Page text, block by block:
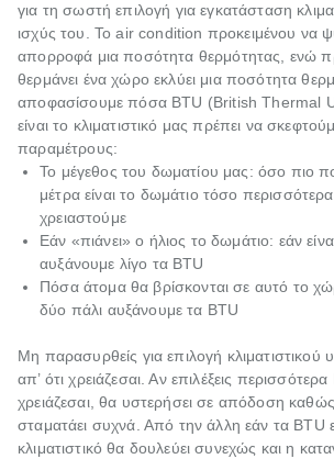
για τη σωστή επιλογή για εγκατάσταση
ισχύς του. Το air condition προκειμένου να
απορροφά μια ποσότητα θερμότητας, ενώ
θερμάνει ένα χώρο εκλύει μια ποσότητα
αποφασίσουμε πόσα BTU (British Thermal
είναι το κλιματιστικό μας πρέπει να
παραμέτρους:
Το μέγεθος του δωματίου μας: όσο πιο
μέτρα είναι το δωμάτιο τόσο
χρειαστούμε
Εάν «πιάνει» ο ήλιος το δωμάτιο: εάν
αυξάνουμε λίγο τα BTU
Πόσα άτομα θα βρίσκονται σε αυτό το
δύο πάλι αυξάνουμε τα BTU
Μη παρασυρθείς για επιλογή κλιματιστικού
απ’ ότι χρειάζεσαι. Αν επιλέξεις
χρειάζεσαι, θα υστερήσει σε απόδοση καθώς
σταματάει συχνά. Από την άλλη εάν τα BTU
κλιματιστικό θα δουλεύει συνεχώς και η